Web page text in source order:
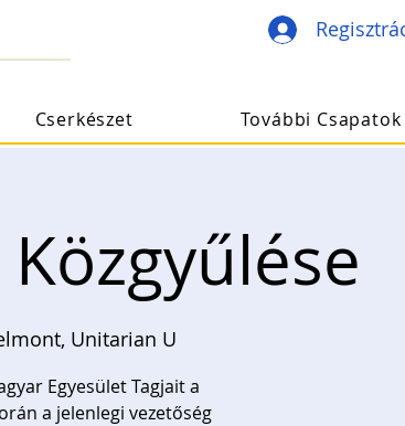
Cserkészet További Csapatok
Unitarian U
Egyesület Tagjait a
a jelenlegi vezetőség